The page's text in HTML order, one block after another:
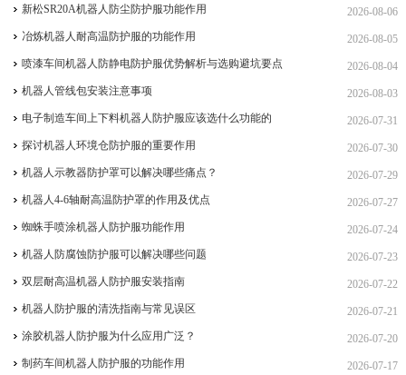
2026-08-06
新松SR20A机器人防尘防护服功能作用
2026-08-05
冶炼机器人耐高温防护服的功能作用
2026-08-04
喷漆车间机器人防静电防护服优势解析与选购避坑要点
2026-08-03
机器人管线包安装注意事项
2026-07-31
电子制造车间上下料机器人防护服应该选什么功能的
2026-07-30
探讨机器人环境仓防护服的重要作用
2026-07-29
机器人示教器防护罩可以解决哪些痛点？
2026-07-27
机器人4-6轴耐高温防护罩的作用及优点
2026-07-24
蜘蛛手喷涂机器人防护服功能作用
2026-07-23
机器人防腐蚀防护服可以解决哪些问题
2026-07-22
双层耐高温机器人防护服安装指南
2026-07-21
机器人防护服的清洗指南与常见误区
2026-07-20
涂胶机器人防护服为什么应用广泛？
2026-07-17
制药车间机器人防护服的功能作用